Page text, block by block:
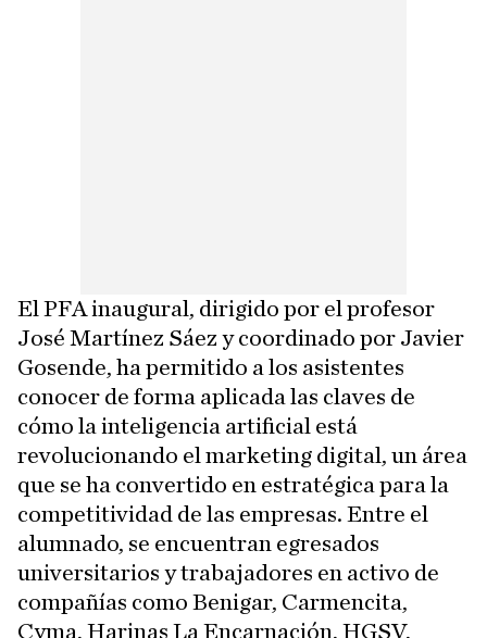
El PFA inaugural, dirigido por el profesor
José Martínez Sáez y coordinado por Javier
Gosende, ha permitido a los asistentes
conocer de forma aplicada las claves de
cómo la inteligencia artificial está
revolucionando el marketing digital, un área
que se ha convertido en estratégica para la
competitividad de las empresas. Entre el
alumnado, se encuentran egresados
universitarios y trabajadores en activo de
compañías como Benigar, Carmencita,
Cyma, Harinas La Encarnación, HGSV,